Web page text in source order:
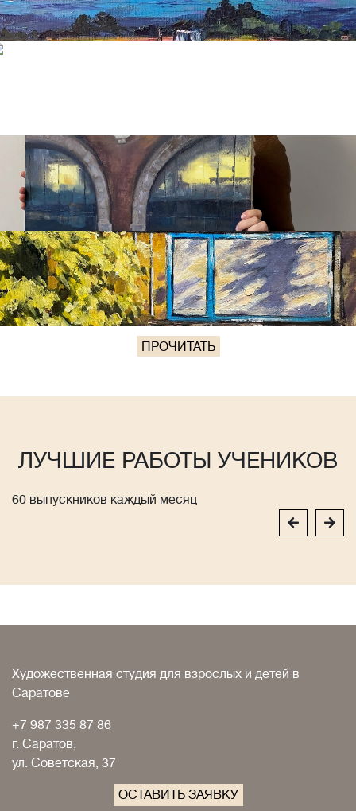
ПРОЧИТАТЬ
ЛУЧШИЕ РАБОТЫ УЧЕНИКОВ
60 выпускников каждый месяц
Художественная студия для взрослых и детей в
Саратове
+7 987 335 87 86
г. Саратов,
ул. Советская, 37
ОСТАВИТЬ ЗАЯВКУ